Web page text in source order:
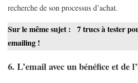
recherche de son processus d’achat.
Sur le même sujet :
7 trucs à tester
emailing !
6. L’email avec un bénéfice et de